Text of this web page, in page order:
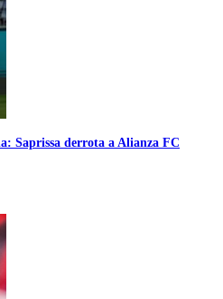
Saprissa derrota a Alianza FC